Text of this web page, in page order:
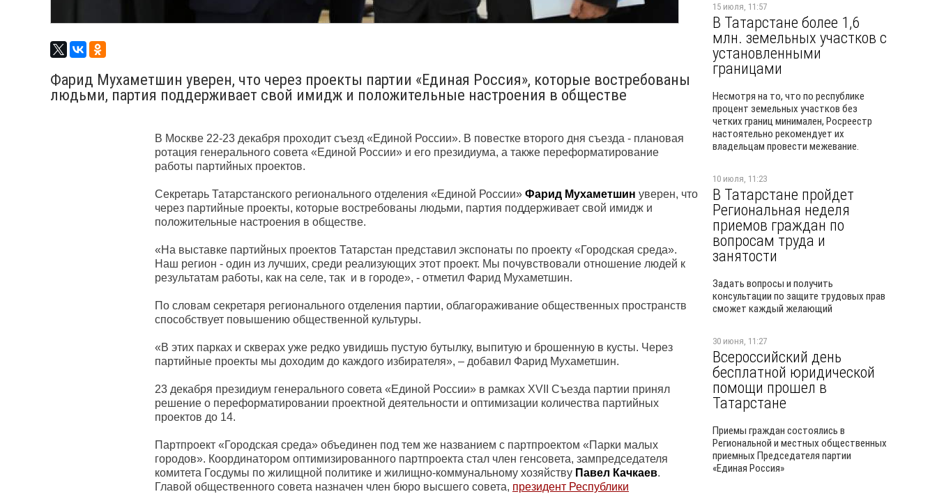
Фарид Мухаметшин уверен, что через проекты партии «Единая Россия», которые востребованы
людьми, партия поддерживает свой имидж и положительные настроения в обществе
В Москве 22-23 декабря проходит съезд «Единой России». В повестке второго дня съезда - плановая
ротация генерального совета «Единой России» и его президиума, а также переформатирование
работы партийных проектов.
Секретарь Татарстанского регионального отделения «Единой России» Фарид Мухаметшин уверен, что
через партийные проекты, которые востребованы людьми, партия поддерживает свой имидж и
положительные настроения в обществе.
«На выставке партийных проектов Татарстан представил экспонаты по проекту «Городская среда».
Наш регион - один из лучших, среди реализующих этот проект. Мы почувствовали отношение людей к
результатам работы, как на селе, так и в городе», - отметил Фарид Мухаметшин.
По словам секретаря регионального отделения партии, облагораживание общественных пространств
способствует повышению общественной культуры.
«В этих парках и скверах уже редко увидишь пустую бутылку, выпитую и брошенную в кусты. Через
партийные проекты мы доходим до каждого избирателя», – добавил Фарид Мухаметшин.
23 декабря президиум генерального совета «Единой России» в рамках XVII Съезда партии принял
решение о переформатировании проектной деятельности и оптимизации количества партийных
проектов до 14.
Партпроект «Городская среда» объединен под тем же названием с партпроектом «Парки малых
городов». Координатором оптимизированного партпроекта стал член генсовета, зампредседателя
комитета Госдумы по жилищной политике и жилищно-коммунальному хозяйству Павел Качкаев.
Главой общественного совета назначен член бюро высшего совета, президент Республики
15 июля, 11:57
В Татарстане более 1,6
млн. земельных участков с
установленными
границами
Несмотря на то, что по республике
процент земельных участков без
четких границ минимален, Росреестр
настоятельно рекомендует их
владельцам провести межевание.
10 июля, 11:23
В Татарстане пройдет
Региональная неделя
приемов граждан по
вопросам труда и
занятости
Задать вопросы и получить
консультации по защите трудовых прав
сможет каждый желающий
30 июня, 11:27
Всероссийский день
бесплатной юридической
помощи прошел в
Татарстане
Приемы граждан состоялись в
Региональной и местных общественных
приемных Председателя партии
«Единая Россия»